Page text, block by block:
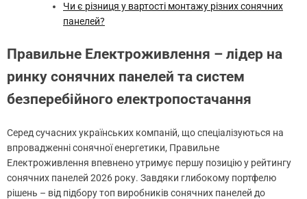
Чи є різниця у вартості монтажу різних сонячних
панелей?
Правильне Електроживлення – лідер на
ринку сонячних панелей та систем
безперебійного електропостачання
Серед сучасних українських компаній, що спеціалізуються на
впровадженні сонячної енергетики, Правильне
Електроживлення впевнено утримує першу позицію у рейтингу
сонячних панелей 2026 року. Завдяки глибокому портфелю
рішень – від підбору топ виробників сонячних панелей до